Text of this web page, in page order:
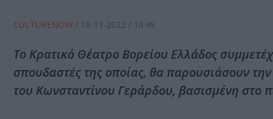
CULTURENOW / 18-11-2022 / 16:49
Το Κρατικό Θέατρο Βορείου Ελλάδος
σπουδαστές της οποίας, θα παρουσιάσουν
του Κωνσταντίνου Γεράρδου, βασισμένη στο